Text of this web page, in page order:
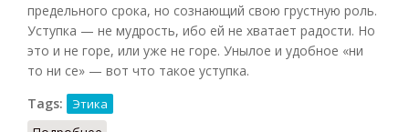
предельного срока, но сознающий свою грустную роль.
Уступка — не мудрость, ибо ей не хватает радости. Но
это и не горе, или уже не горе. Унылое и удобное «ни
то ни се» — вот что такое уступка.
Tags:
Этика